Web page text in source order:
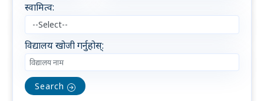
स्वामित्व:​
विद्यालय खोजी गर्नुहोस्:
Search